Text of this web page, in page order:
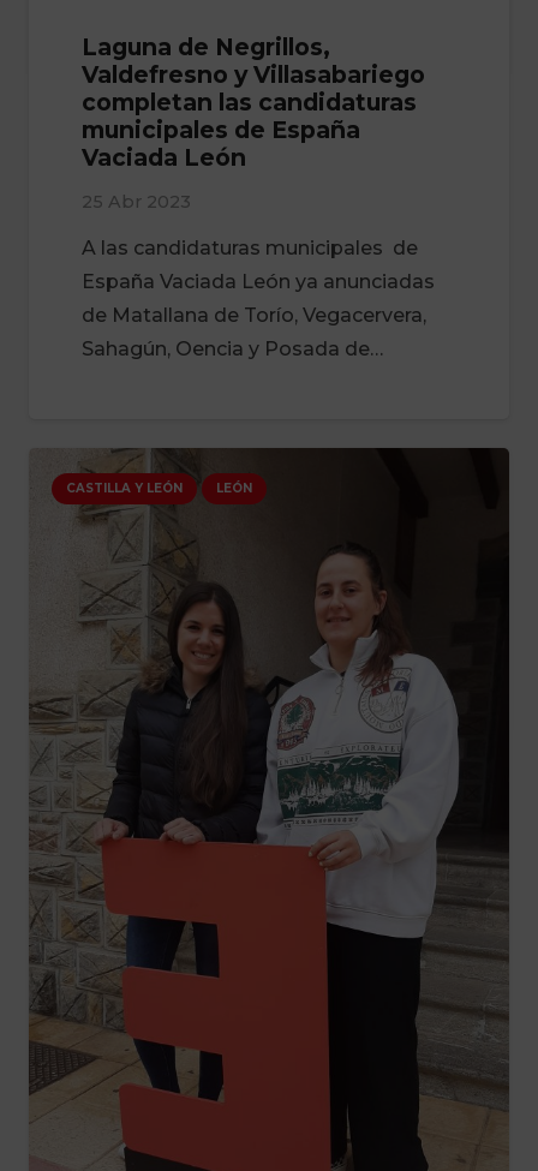
Laguna de Negrillos,
Valdefresno y Villasabariego
completan las candidaturas
municipales de España
Vaciada León
25 Abr 2023
A las candidaturas municipales de
España Vaciada León ya anunciadas
de Matallana de Torío, Vegacervera,
Sahagún, Oencia y Posada de…
CASTILLA Y LEÓN LEÓN